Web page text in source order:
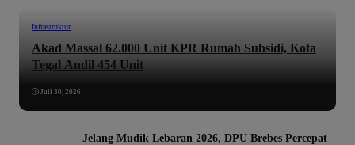
Infrastruktur
Akad Massal 62.000 Unit KPR Rumah Subsidi, Kota
Tegal Andil 454 Unit
Juli 30, 2026
Jelang Mudik Lebaran 2026, DPU Brebes Percepat